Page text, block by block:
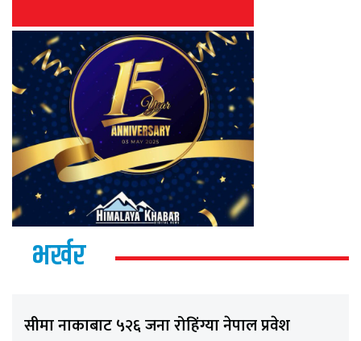
भर्खर
सीमा नाकाबाट ५२६ जना रोहिंग्या नेपाल प्रवेश